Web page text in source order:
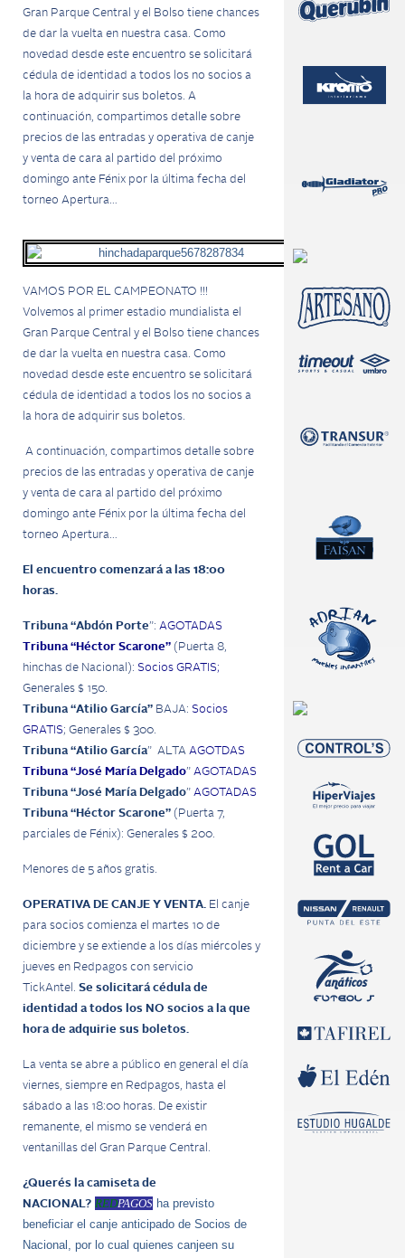
Gran Parque Central y el Bolso tiene chances
de dar la vuelta en nuestra casa. Como
novedad desde este encuentro se solicitará
cédula de identidad a todos los no socios a
la hora de adquirir sus boletos. A
continuación, compartimos detalle sobre
precios de las entradas y operativa de canje
y venta de cara al partido del próximo
domingo ante Fénix por la última fecha del
torneo Apertura…
VAMOS POR EL CAMPEONATO !!!
Volvemos al primer estadio mundialista el
Gran Parque Central y el Bolso tiene chances
de dar la vuelta en nuestra casa. Como
novedad desde este encuentro se solicitará
cédula de identidad a todos los no socios a
la hora de adquirir sus boletos.
A continuación, compartimos detalle sobre
precios de las entradas y operativa de canje
y venta de cara al partido del próximo
domingo ante Fénix por la última fecha del
torneo Apertura…
El encuentro comenzará a las 18:00
horas.
Tribuna “Abdón Porte”: AGOTADAS
Tribuna “Héctor Scarone” (Puerta 8,
hinchas de Nacional): Socios GRATIS;
Generales $ 150.
Tribuna “Atilio García” BAJA: Socios
GRATIS; Generales $ 300.
Tribuna “Atilio García” ALTA AGOTDAS
Tribuna “José María Delgado” AGOTADAS
Tribuna “José María Delgado” AGOTADAS
Tribuna “Héctor Scarone” (Puerta 7,
parciales de Fénix): Generales $ 200.
Menores de 5 años gratis.
OPERATIVA DE CANJE Y VENTA. El canje
para socios comienza el martes 10 de
diciembre y se extiende a los días miércoles y
jueves en Redpagos con servicio
TickAntel. Se solicitará cédula de
identidad a todos los NO socios a la que
hora de adquirie sus boletos.
La venta se abre a público en general el día
viernes, siempre en Redpagos, hasta el
sábado a las 18:00 horas. De existir
remanente, el mismo se venderá en
ventanillas del Gran Parque Central.
¿Querés la camiseta de
NACIONAL? REDPAGOS ha previsto
beneficiar el canje anticipado de Socios de
Nacional, por lo cual quienes canjeen su